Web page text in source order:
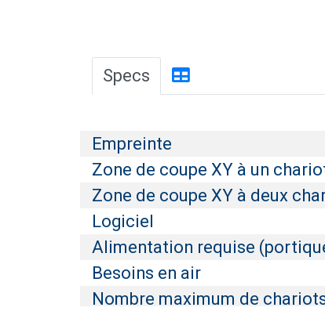
Specs
Empreinte
Zone de coupe XY à un
Zone de coupe XY à deux
Logiciel
Alimentation requise
Besoins en air
Nombre maximum de